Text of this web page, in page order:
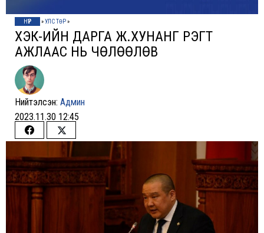
НҮҮР »УЛС ТӨР»
ХЭҮК-ИЙН ДАРГА Ж.ХУНАНГ ҮҮРЭГТ
АЖЛААС НЬ ЧӨЛӨӨЛӨВ
Нийтэлсэн: Админ
2023.11.30 12:45
Share
on
Facebook
Share
on
Twitter